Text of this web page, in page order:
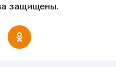
защищены.